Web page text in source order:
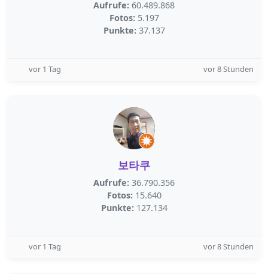
Aufrufe: 60.489.868
Fotos: 5.197
Punkte: 37.137
vor 1 Tag vor 8 Stunden
보타쿠
Aufrufe: 36.790.356
Fotos: 15.640
Punkte: 127.134
vor 1 Tag vor 8 Stunden